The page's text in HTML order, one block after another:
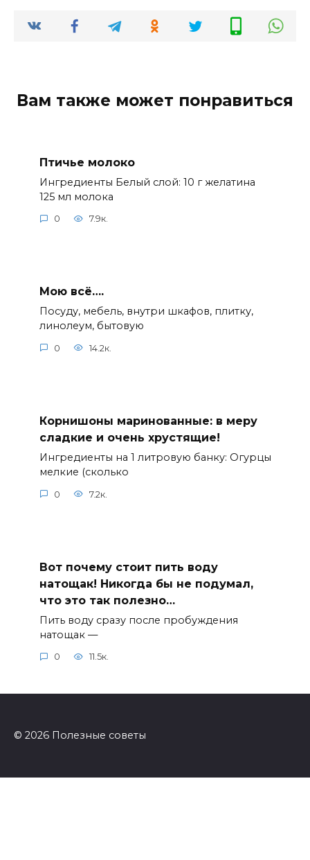
Вам также может понравиться
Птичье молоко
Ингредиенты Белый слой: 10 г желатина
125 мл молока
0 7.9к.
Мою всё….
Посуду, мебель, внутри шкафов, плитку,
линолеум, бытовую
0 14.2к.
Корнишоны маринованные: в меру
сладкие и очень хрустящие!
Ингредиенты на 1 литровую банку: Огурцы
мелкие (сколько
0 7.2к.
Вот почему стоит пить воду
натощак! Никогда бы не подумал,
что это так полезно…
Пить воду сразу после пробуждения
натощак —
0 11.5к.
© 2026 Полезные советы